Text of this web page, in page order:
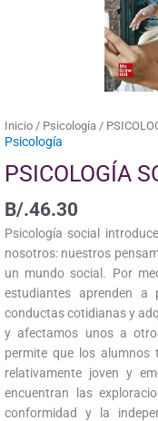
Inicio / Psicología /
Psicología
PSICOLOGÍA
B/.46.30
Psicología social
nosotros: nuestros
un mundo social. Por
estudiantes aprenden
conductas cotidianas y
y afectamos unos a
permite que los alumnos
relativamente joven y
encuentran las
conformidad y la